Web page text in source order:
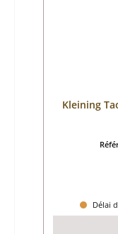
Kleining
Délai